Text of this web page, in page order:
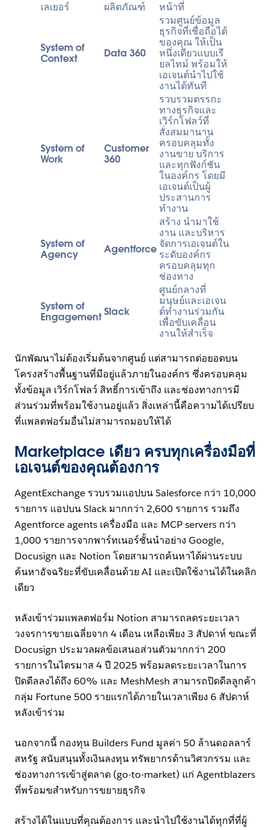
เลเยอร์ ผลิตภัณฑ์ หน้าที่
System of
Context
Data 360
รวมศูนย์ข้อมูล
ธุรกิจที่เชื่อถือได้
ของคุณ ให้เป็น
หนึ่งเดียวแบบเรี
ยลไทม์ พร้อมให้
เอเจนต์นำไปใช้
งานได้ทันที
System of
Work
Customer
360
รวบรวมตรรกะ
ทางธุรกิจและ
เวิร์กโฟลว์ที่
สั่งสมมานาน
ครอบคลุมทั้ง
งานขาย บริการ
และทุกฟังก์ชัน
ในองค์กร โดยมี
เอเจนต์เป็นผู้
ประสานการ
ทำงาน
System of
Agency
Agentforce
สร้าง นำมาใช้
งาน และบริหาร
จัดการเอเจนต์ใน
ระดับองค์กร
ครอบคลุมทุก
ช่องทาง
System of
EngagementSlack
ศูนย์กลางที่
มนุษย์และเอเจน
ต์ทำงานร่วมกัน
เพื่อขับเคลื่อน
งานให้สำเร็จ
นักพัฒนาไม่ต้องเริ่มต้นจากศูนย์ แต่สามารถต่อยอดบน
โครงสร้างพื้นฐานที่มีอยู่แล้วภายในองค์กร ซึ่งครอบคลุม
ทั้งข้อมูล เวิร์กโฟลว์ สิทธิ์การเข้าถึง และช่องทางการมี
ส่วนร่วมที่พร้อมใช้งานอยู่แล้ว สิ่งเหล่านี้คือความได้เปรียบ
ที่แพลตฟอร์มอื่นไม่สามารถมอบให้ได้
Marketplace เดียว ครบทุกเครื่องมือที่
เอเจนต์ของคุณต้องการ
AgentExchange รวบรวมแอปบน Salesforce กว่า 10,000
รายการ แอปบน Slack มากกว่า 2,600 รายการ รวมถึง
Agentforce agents เครื่องมือ และ MCP servers กว่า
1,000 รายการจากพาร์ทเนอร์ชั้นนำอย่าง Google,
Docusign และ Notion โดยสามารถค้นหาได้ผ่านระบบ
ค้นหาอัจฉริยะที่ขับเคลื่อนด้วย AI และเปิดใช้งานได้ในคลิก
เดียว
หลังเข้าร่วมแพลตฟอร์ม Notion สามารถลดระยะเวลา
วงจรการขายเฉลี่ยจาก 4 เดือน เหลือเพียง 3 สัปดาห์ ขณะที่
Docusign ประมวลผลข้อเสนอส่วนตัวมากกว่า 200
รายการในไตรมาส 4 ปี 2025 พร้อมลดระยะเวลาในการ
ปิดดีลลงได้ถึง 60% และ MeshMesh สามารถปิดดีลลูกค้า
กลุ่ม Fortune 500 รายแรกได้ภายในเวลาเพียง 6 สัปดาห์
หลังเข้าร่วม
นอกจากนี้ กองทุน Builders Fund มูลค่า 50 ล้านดอลลาร์
สหรัฐ สนับสนุนทั้งเงินลงทุน ทรัพยากรด้านวิศวกรรม และ
ช่องทางการเข้าสู่ตลาด (go-to-market) แก่ Agentblazers
ที่พร้อมขสำหรับการขยายธุรกิจ
สร้างได้ในแบบที่คุณต้องการ และนำไปใช้งานได้ทุกที่ที่ผู้